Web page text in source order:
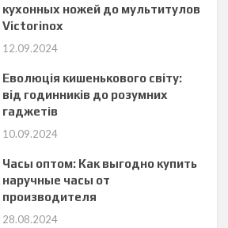
кухонных ножей до мультитулов
Victorinox
12.09.2024
Еволюція кишенькового світу:
від годинників до розумних
гаджетів
10.09.2024
Часы оптом: Как выгодно купить
наручные часы от
производителя
28.08.2024